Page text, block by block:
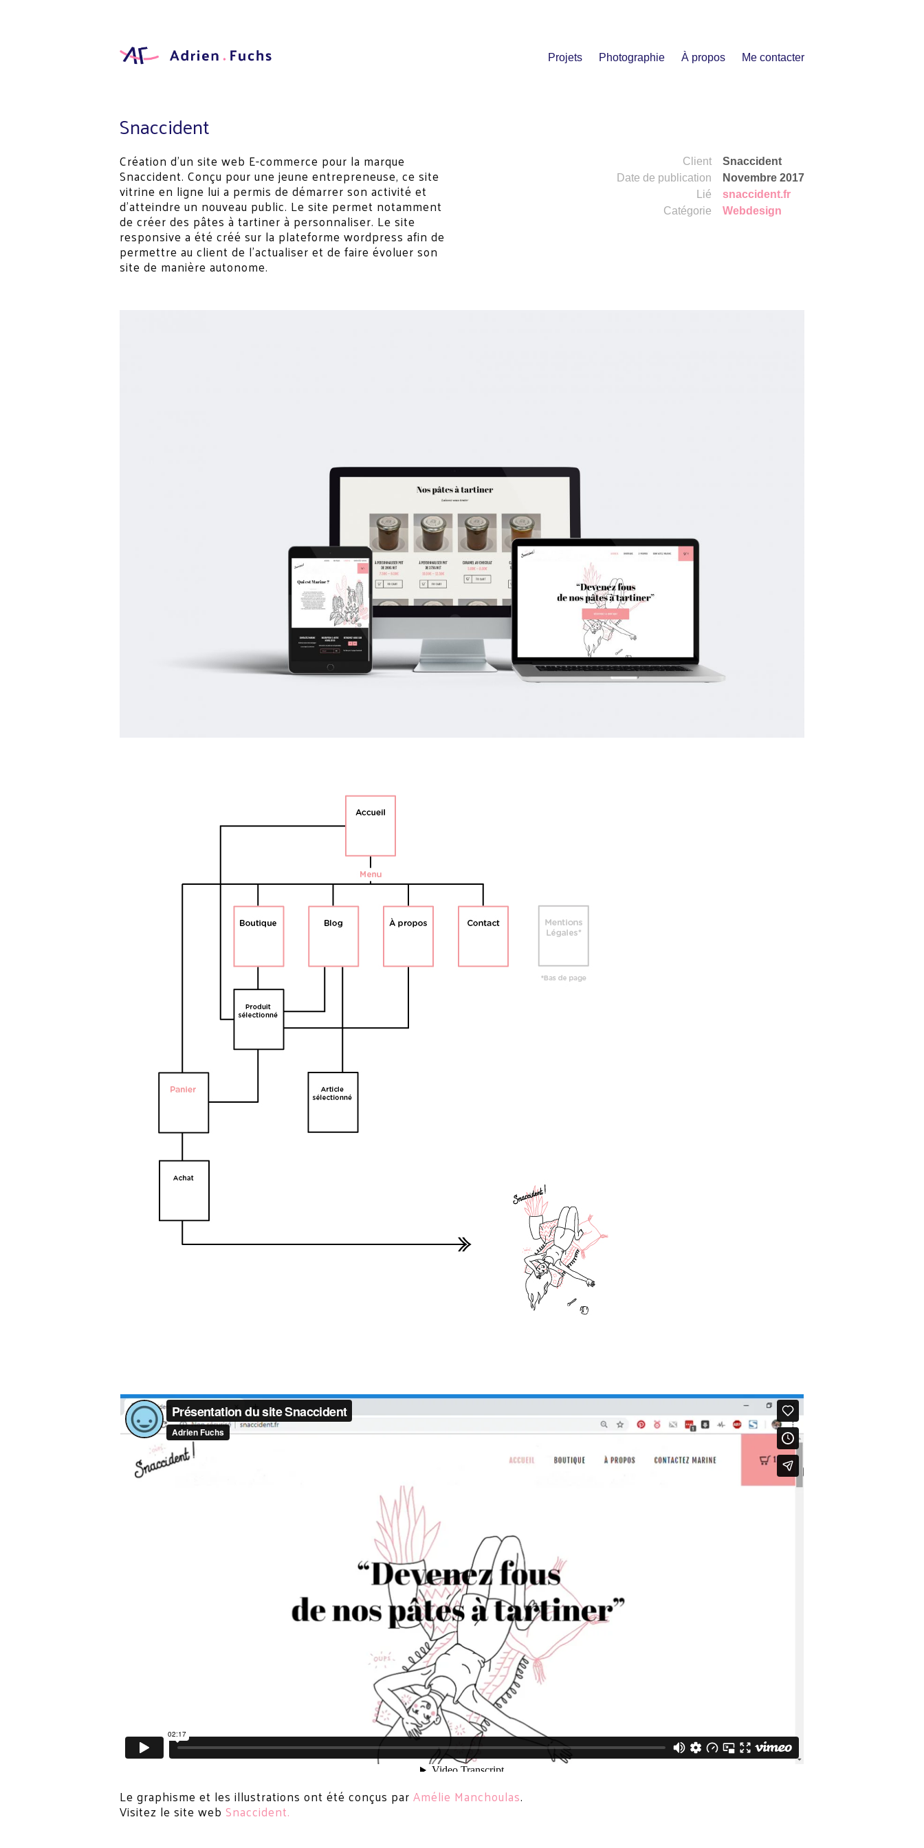
principal
Projets Photographie À propos Me contacter
Snaccident
Création d'un site web E-commerce pour la marque
Snaccident. Conçu pour une jeune entrepreneuse, ce site
vitrine en ligne lui a permis de démarrer son activité et
d'atteindre un nouveau public. Le site permet notamment
de créer des pâtes à tartiner à personnaliser. Le site
responsive a été créé sur la plateforme wordpress afin de
permettre au client de l'actualiser et de faire évoluer son
site de manière autonome.
Client
Snaccident
Date de publication
Novembre 2017
Lié
snaccident.fr
Catégorie
Webdesign
Le graphisme et les illustrations ont été conçus par Amélie Manchoulas.
Visitez le site web Snaccident.